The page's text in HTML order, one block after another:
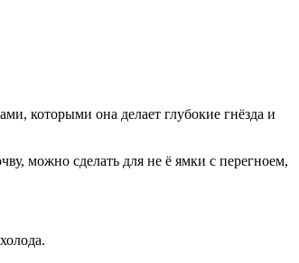
которыми она делает глубокие гнёзда и
можно сделать для не ё ямки с перегноем,